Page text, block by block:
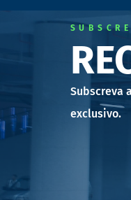
Subscreva
exclusivo.